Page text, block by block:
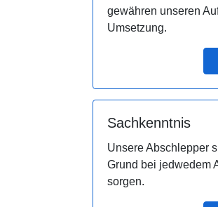
gewähren unseren
Umsetzung.
Sachkenntnis
Unsere Abschlepper
Grund bei jedwedem
sorgen.